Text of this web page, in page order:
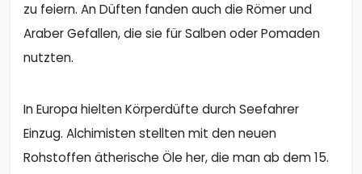
zu feiern. An Düften fanden auch die Römer und
Araber Gefallen, die sie für Salben oder Pomaden
nutzten.
In Europa hielten Körperdüfte durch Seefahrer
Einzug. Alchimisten stellten mit den neuen
Rohstoffen ätherische Öle her, die man ab dem 15.